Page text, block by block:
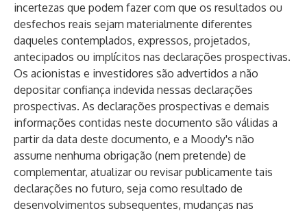
incertezas que podem fazer com que os resultados ou
desfechos reais sejam materialmente diferentes
daqueles contemplados, expressos, projetados,
antecipados ou implícitos nas declarações prospectivas.
Os acionistas e investidores são advertidos a não
depositar confiança indevida nessas declarações
prospectivas. As declarações prospectivas e demais
informações contidas neste documento são válidas a
partir da data deste documento, e a Moody's não
assume nenhuma obrigação (nem pretende) de
complementar, atualizar ou revisar publicamente tais
declarações no futuro, seja como resultado de
desenvolvimentos subsequentes, mudanças nas